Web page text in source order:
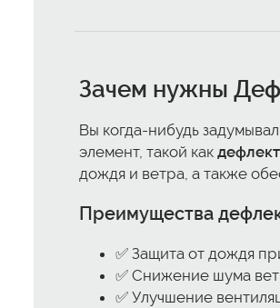
Зачем нужны
Вы когда-нибудь
элемент, такой как
дождя и ветра, а также
Преимущества
✅ Защита от дождя
✅ Снижение шума
✅ Улучшение